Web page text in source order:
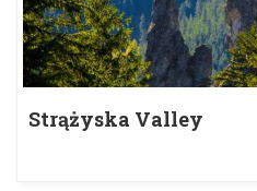
Strążyska Valley